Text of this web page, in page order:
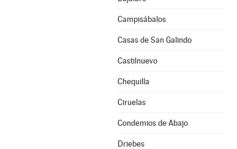
Campisábalos
Casas de San Galindo
Castilnuevo
Chequilla
Ciruelas
Condemios de Abajo
Driebes